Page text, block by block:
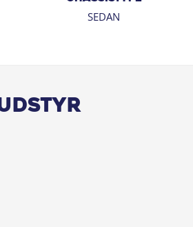
SEDAN